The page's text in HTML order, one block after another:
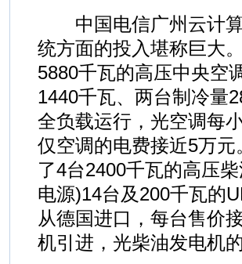
中国电信广州云计算
统方面的投入堪称巨大
5880千瓦的高压中央空
1440千瓦、两台制冷量
全负载运行，光空调每
仅空调的电费接近5万
了4台2400千瓦的高压
电源)14台及200千瓦的
从德国进口，每台售价
机引进，光柴油发电机